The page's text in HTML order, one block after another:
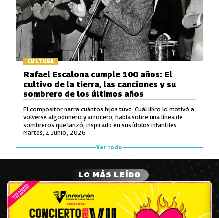
CULTURA
Martes, 2 Junio , 2026
Rafael Escalona cumple 100 años: El
cultivo de la tierra, las canciones y su
sombrero de los últimos años
El compositor narra cuántos hijos tuvo. Cuál libro lo motivó a
volverse algodonero y arrocero, habla sobre una línea de
sombreros que lanzó, inspirado en sus ídolos infantiles.
También recuerda lo que le ofrecieron por hacerle una
inédito que luego grabó Jorge Oñate.
Ver todo
LO MÁS LEÍDO